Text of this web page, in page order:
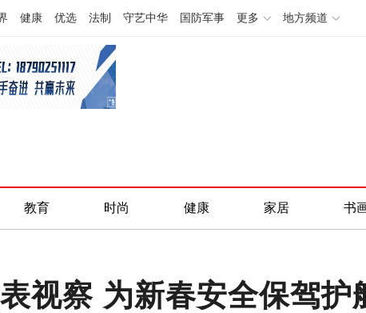
健康 优选 法制 守艺中华 国防军事 更多 地方频道
教育 时尚 健康 家居 书
视察 为新春安全保驾护